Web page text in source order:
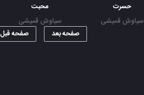
حسرت
سیاوش قمیشی
محبت
سیاوش قمیشی
صفحه بعد
صفحه قبل